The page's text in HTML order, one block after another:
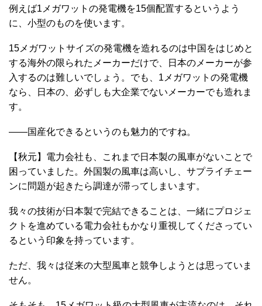
例えば1メガワットの発電機を15個配置するというよう
に、小型のものを使います。
15メガワットサイズの発電機を造れるのは中国をはじめと
する海外の限られたメーカーだけで、日本のメーカーが参
入するのは難しいでしょう。でも、1メガワットの発電機
なら、日本の、必ずしも大企業でないメーカーでも造れま
す。
――国産化できるというのも魅力的ですね。
【秋元】電力会社も、これまで日本製の風車がないことで
困っていました。外国製の風車は高いし、サプライチェー
ンに問題が起きたら調達が滞ってしまいます。
我々の技術が日本製で完結できることは、一緒にプロジェ
クトを進めている電力会社もかなり重視してくださってい
るという印象を持っています。
ただ、我々は従来の大型風車と競争しようとは思っていま
せん。